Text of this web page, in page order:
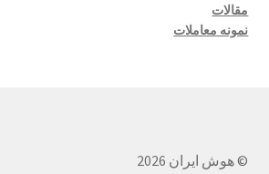
مقالات
نمونه معاملات
© هوش ایران 2026